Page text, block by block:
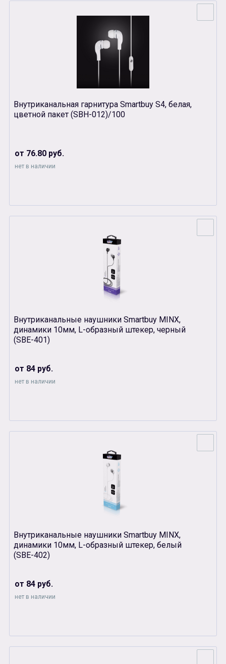
Внутриканальная гарнитура Smartbuy S4, белая,
цветной пакет (SBH-012)/100
от 76.80 руб.
нет в наличии
Внутриканальные наушники Smartbuy MINX,
динамики 10мм, L-образный штекер, черный
(SBЕ-401)
от 84 руб.
нет в наличии
Внутриканальные наушники Smartbuy MINX,
динамики 10мм, L-образный штекер, белый
(SBЕ-402)
от 84 руб.
нет в наличии